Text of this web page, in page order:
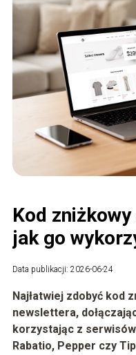
Kod
jak go
Data publikacji: 2026-06-24
Najłatwiej zdobyć kod
newslettera,
korzystając z
Rabatio, Pepper czy